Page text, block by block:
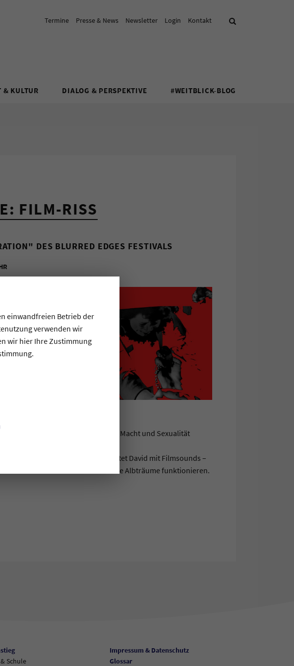
einwandfreien Betrieb der
verwenden wir
wir hier Ihre Zustimmung
Termine Presse & News Newsletter Login Kontakt Suche
& KULTUR DIALOG & PERSPEKTIVE #WEITBLICK-BLOG
FILM-RISS
DES BLURRED EDGES FESTIVALS
Schnittmengen, die sich zwischen Macht und Sexualität
international verboten.
)Musikalischen. Seit 2021 arbeitet David mit Filmsounds –
für abwesende Filme und reale Albträume funktionieren.
Schule
Impressum & Datenschutz
Glossar